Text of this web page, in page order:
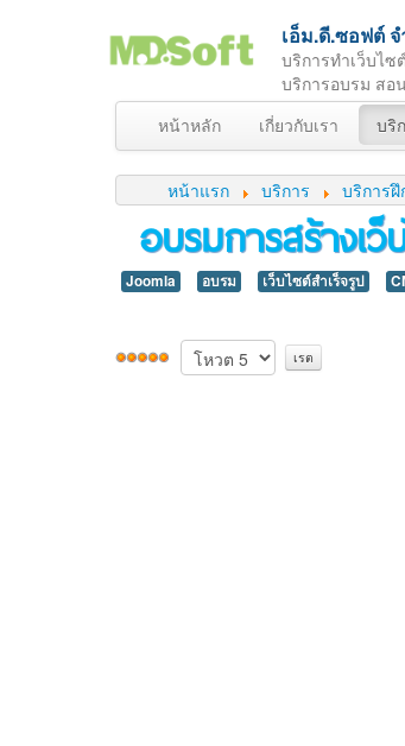
เอ็ม.ดี.ซอฟต์
บริการทำเว็บไซ
บริการอบรม สอ
หน้าหลัก เกี่ยวกับเรา บริ
หน้าแรก บริการ บริการ
อบรมการสร้างเ
Joomla อบรม เว็บไซต์สำเร็จรูป